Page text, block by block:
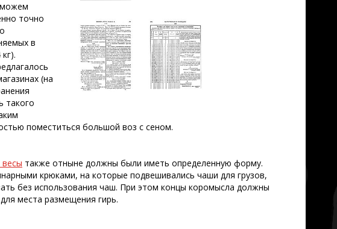
можем
точно
в
(на
такого
поместиться большой воз с сеном.
весы также отныне должны были иметь определенную форму.
крюками, на которые подвешивались чаши для грузов,
без использования чаш. При этом концы коромысла должны
места размещения гирь.